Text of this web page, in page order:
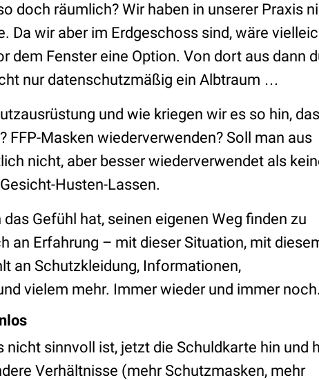
doch räumlich? Wir haben in unserer Praxis
Da wir aber im Erdgeschoss sind, wäre
dem Fenster eine Option. Von dort aus dann
nur datenschutzmäßig ein Albtraum …
und wie kriegen wir es so hin,
FFP-Masken wiederverwenden? Soll man aus
nicht, aber besser wiederverwendet als
Husten-Lassen.
Gefühl hat, seinen eigenen Weg finden zu
an Erfahrung – mit dieser Situation, mit
an Schutzkleidung, Informationen,
vielem mehr. Immer wieder und immer noch.
nicht sinnvoll ist, jetzt die Schuldkarte hin und
Verhältnisse (mehr Schutzmasken, mehr